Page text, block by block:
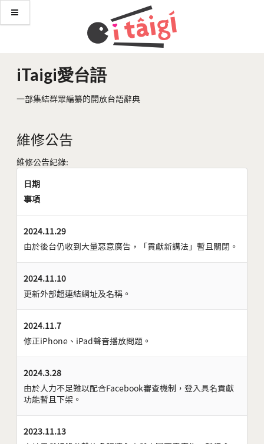
iTaigi愛台語
一部集結群眾編纂的開放台語辭典
維修公告
維修公告紀錄:
日期
事項
2024.11.29
由於後台仍收到大量惡意廣告，「貢獻新講法」暫且關閉。
2024.11.10
更新外部超連結網址及名稱。
2024.11.7
修正iPhone、iPad聲音播放問題。
2024.3.28
由於人力不足難以配合Facebook審查機制，登入具名貢獻
功能暫且下架。
2023.11.13